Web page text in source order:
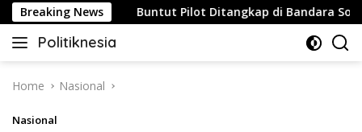
Skip
to
content
Breaking NewsBuntut Pilot Ditangkap di Bandara Soetta,
Politiknesia
Politiknesia.com
Home Nasional
Nasional